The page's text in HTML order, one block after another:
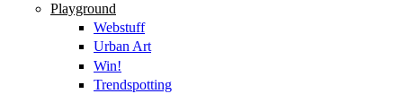
Playground
Webstuff
Urban Art
Win!
Trendspotting